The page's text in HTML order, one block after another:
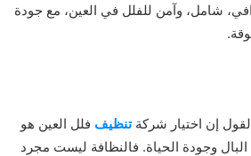
شامل، وآمن للفلل في العين، مع جودة
إن اختيار شركةتنظيف فلل العين هو
وجودة الحياة. فالنظافة ليست مجرد